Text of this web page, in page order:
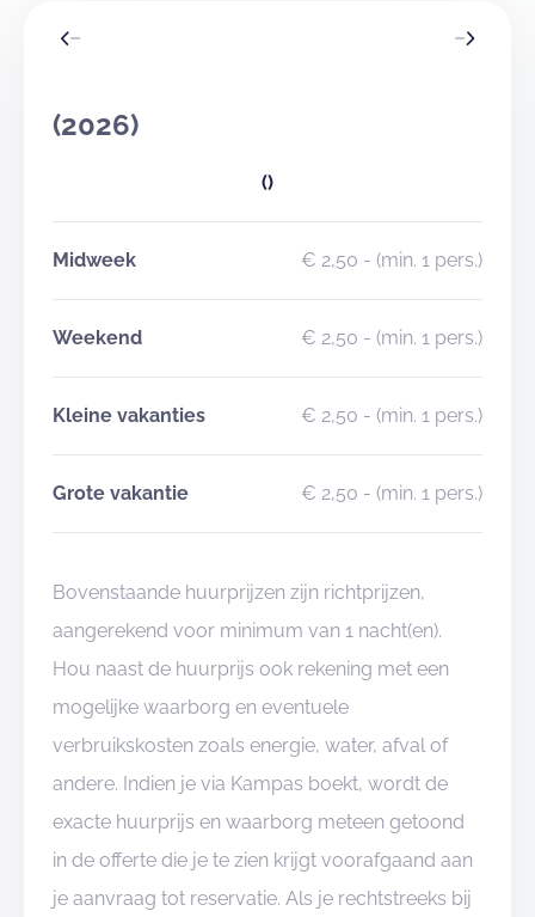
(2026)
()
Midweek € 2,50 - (min. 1 pers.)
Weekend € 2,50 - (min. 1 pers.)
Kleine vakanties € 2,50 - (min. 1 pers.)
Grote vakantie € 2,50 - (min. 1 pers.)
Bovenstaande huurprijzen zijn richtprijzen,
aangerekend voor minimum van 1 nacht(en).
Hou naast de huurprijs ook rekening met een
mogelijke waarborg en eventuele
verbruikskosten zoals energie, water, afval of
andere. Indien je via Kampas boekt, wordt de
exacte huurprijs en waarborg meteen getoond
in de offerte die je te zien krijgt voorafgaand aan
je aanvraag tot reservatie. Als je rechtstreeks bij